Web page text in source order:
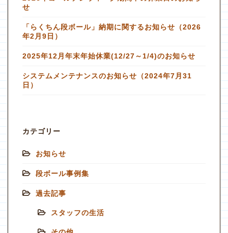
せ
「らくちん段ボール」納期に関するお知らせ（2026
年2月9日）
2025年12月年末年始休業(12/27～1/4)のお知らせ
システムメンテナンスのお知らせ（2024年7月31
日）
カテゴリー
お知らせ
段ボール事例集
過去記事
スタッフの生活